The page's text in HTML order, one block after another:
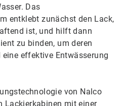
Das
entklebt zunächst den Lack,
ist, und hilft dann
zu binden, um deren
effektive Entwässerung
von Nalco
Lackierkabinen mit einer